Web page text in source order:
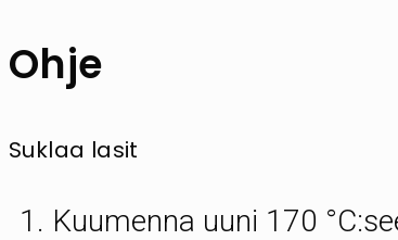
Ohje
Suklaa lasit
Kuumenna uuni 170